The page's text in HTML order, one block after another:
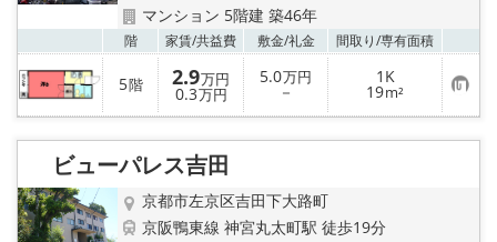
メールでお問い合わせ
マンション 5階建 築46年
階 家賃/共益費 敷金/礼金 間取り/専有面積
5階 2.9万円
0.3万円
5.0万円
－
1K
19m² お
気
に
入
ビューパレス吉田
京都市左京区吉田下大路町
京阪鴨東線 神宮丸太町駅 徒歩19分